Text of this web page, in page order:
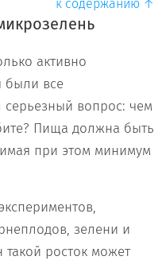
к содержанию ↑
активно
были все
серьезный вопрос: чем
Пища должна быть
при этом минимум
зелени и
росток может